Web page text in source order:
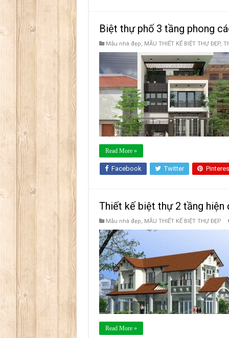
Biệt thự phố 3 tầng phong
Mẫu nhà đẹp, MẪU THIẾT KẾ BIỆT THỰ ĐẸP,
Read More »
Facebook Twitter
Thiết kế biệt thự 2 tầng
Mẫu nhà đẹp, MẪU THIẾT KẾ BIỆT THỰ ĐẸP
Read More »